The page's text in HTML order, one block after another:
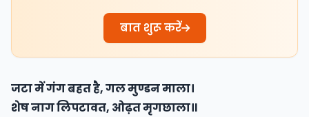
बात शुरू करें
जटा में गंग बहत है, गल मुण्डन माला।
शेष नाग लिपटावत, ओढ़त मृगछाला॥